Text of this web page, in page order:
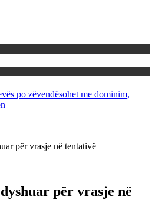
po zëvendësohet me dominim,
për vrasje në tentativë
për vrasje në